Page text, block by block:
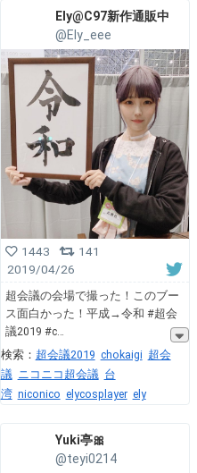
Ely@C97新作通販中
@Ely_eee
1443
141
2019/04/26
超会議の会場で撮った！このブー
ス面白かった！平成→令和 #超会
議2019 #c
検索： 超会議2019 chokaigi 超会
議 ニコニコ超会議 台
湾 niconico elycosplayer ely
Yuki亭🎀
@teyi0214